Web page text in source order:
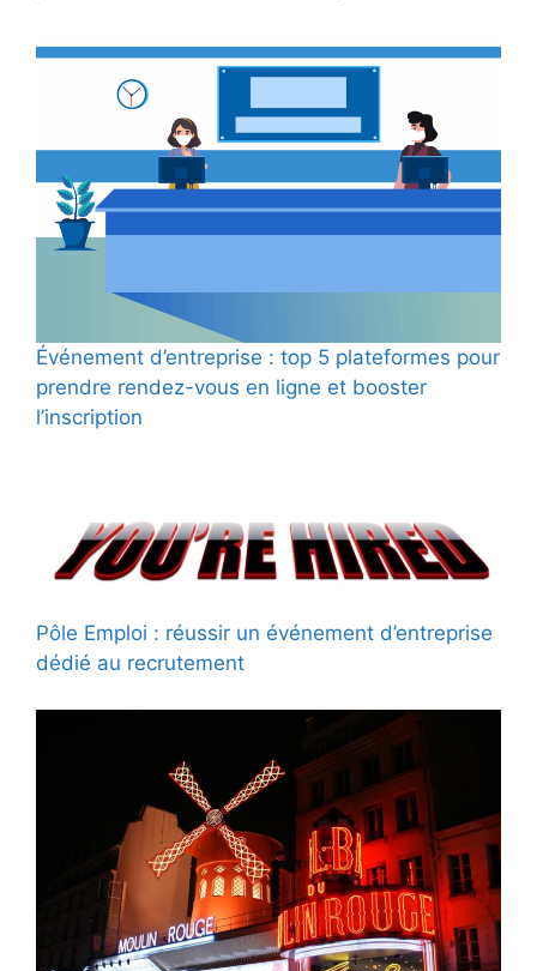
Événement d’entreprise : top 5 plateformes pour
prendre rendez-vous en ligne et booster
l’inscription
Pôle Emploi : réussir un événement d’entreprise
dédié au recrutement